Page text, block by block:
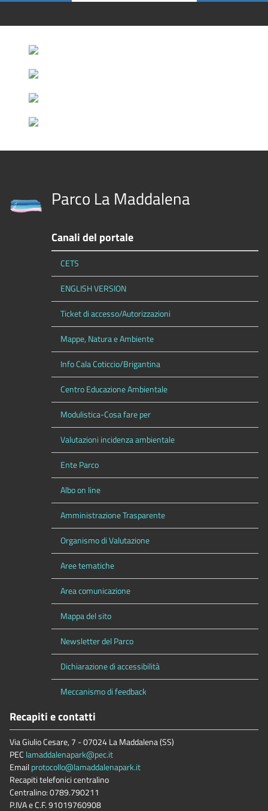
Parco La Maddalena
Canali del portale
CETS
ENGLISH VERSION
Ticket di accesso/Autorizzazioni
Mappe, Natura e Ambiente
Info Cala Coticcio/Brigantina
Centro Educazione Ambientale
Modulistica-Cosa fare per
Valutazioni incidenza ambientale
Ente Parco
Albo on line
Amministrazione Trasparente
Organismo di Valutazione
Aree tematiche
Area comunicazione
Mappa del sito
Newsletter del Parco
Dichiarazione di accessibilità
Meccanismo di feedback
Recapiti e contatti
Via Giulio Cesare, 7 - 07024 La Maddalena (SS)
PEC lamaddalenapark@pec.it
Emailprotocollo@lamaddalenapark.it
Recapiti telefonici centralino
Centralino: 0789.790211
P.IVA e C.F. 91019760908